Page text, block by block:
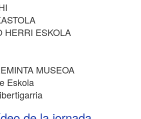
HERRI ESKOLA
MUSEOA
Eskola